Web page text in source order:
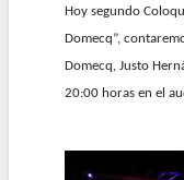
Hoy segundo
Domecq”,
Domecq, Justo
20:00 horas en el